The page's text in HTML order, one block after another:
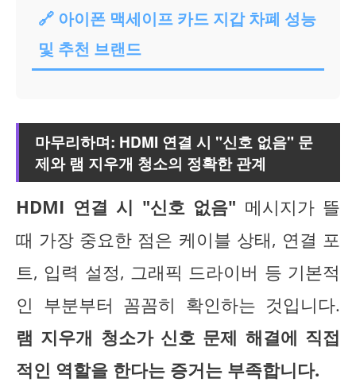
🔗 아이폰 맥세이프 카드 지갑 차폐 성능
및 추천 브랜드
마무리하며: HDMI 연결 시 "신호 없음" 문
제와 램 지우개 청소의 정확한 관계
HDMI 연결 시 "신호 없음" 메시지가 뜰
때 가장 중요한 점은 케이블 상태, 연결 포
트, 입력 설정, 그래픽 드라이버 등 기본적
인 부분부터 꼼꼼히 확인하는 것입니다.
램 지우개 청소가 신호 문제 해결에 직접
적인 역할을 한다는 증거는 부족합니다.